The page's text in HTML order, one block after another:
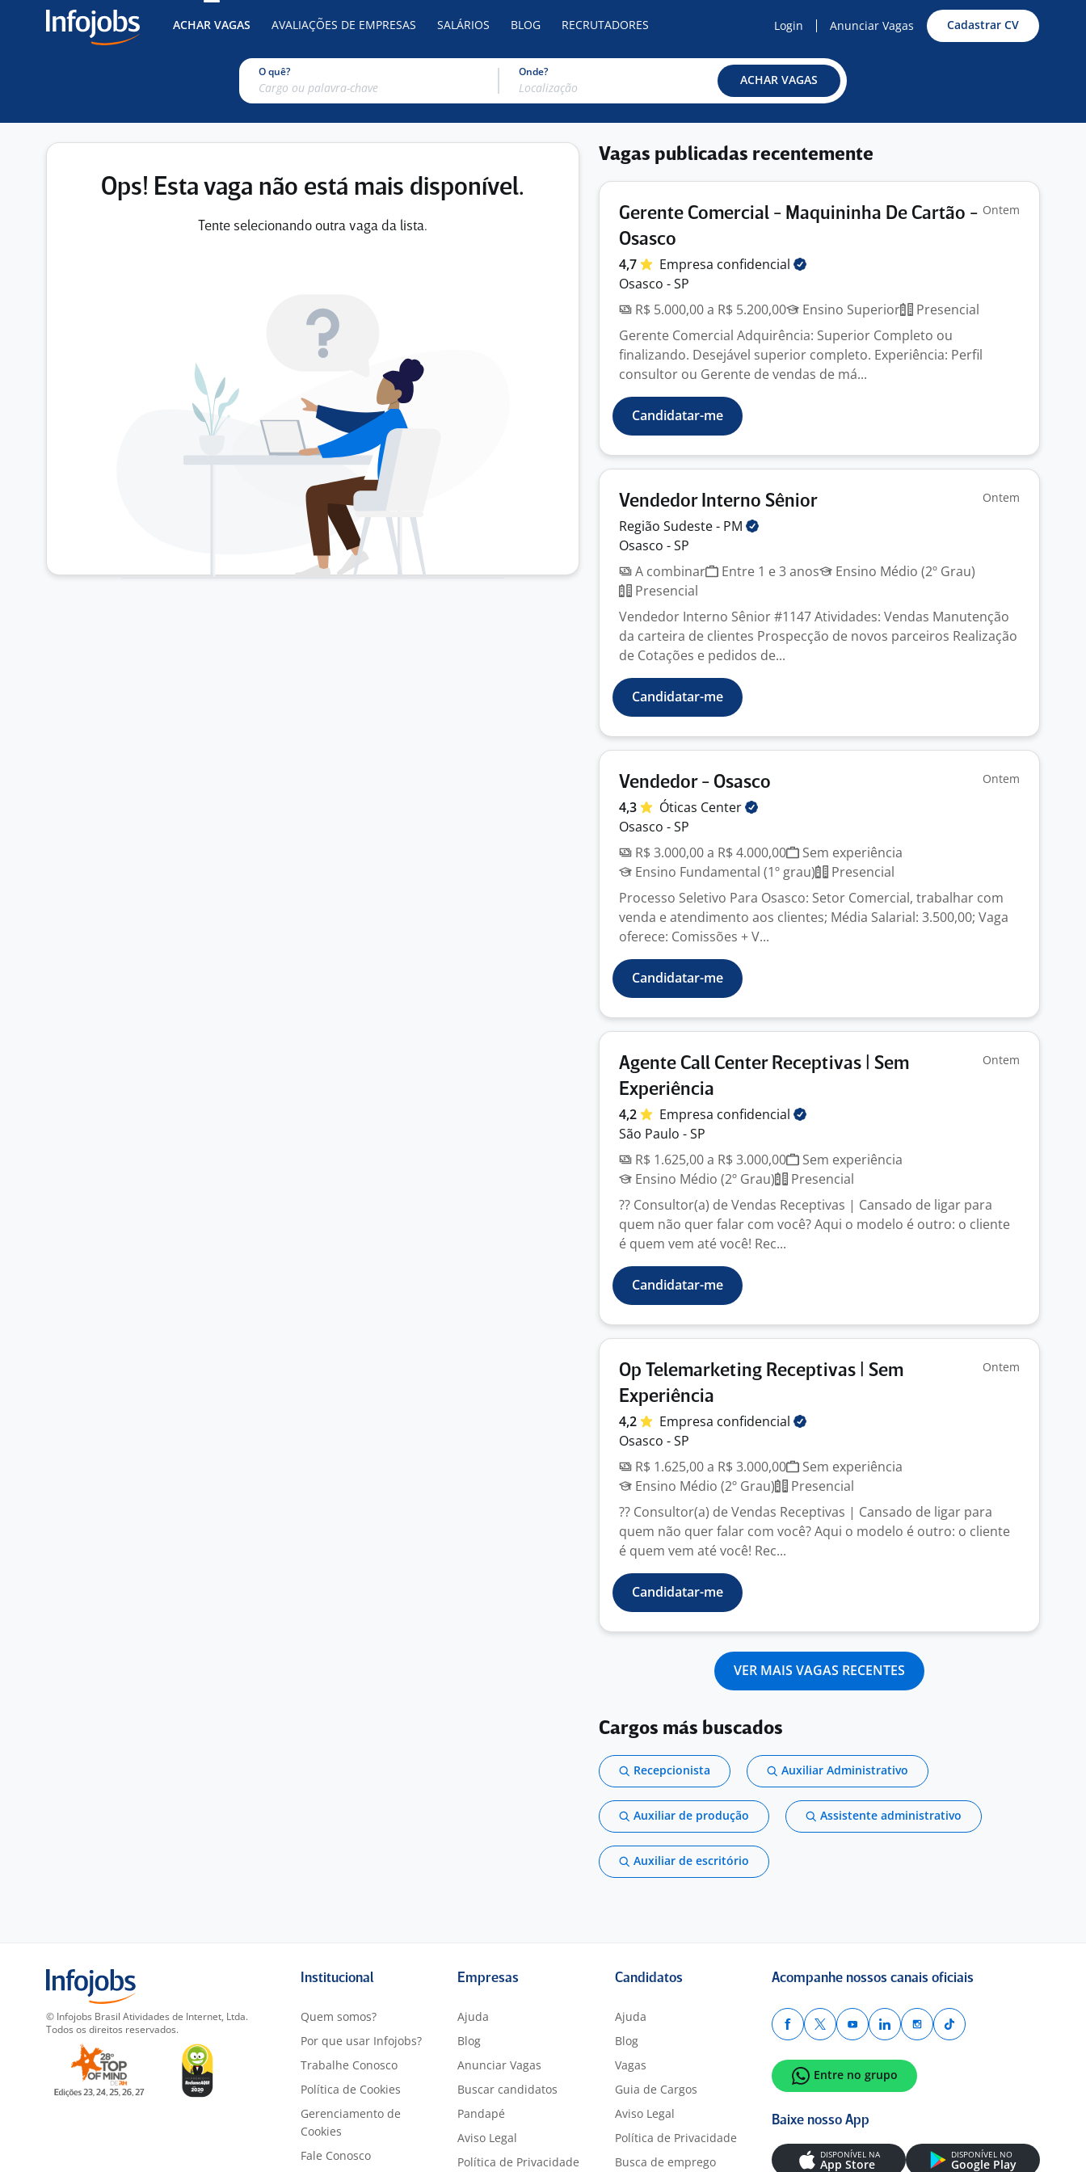
ACHAR VAGAS AVALIAÇÕES DE EMPRESAS SALÁRIOS BLOG RECRUTADORES Login Anunciar Vagas Cadastrar CV
O quê? Onde?
ACHAR VAGAS
Ops! Esta vaga não está mais disponível.
Tente selecionando outra vaga da lista.
Vagas publicadas recentemente
Gerente Comercial - Maquininha De Cartão -
Osasco
Ontem
4,7 Empresa confidencial
Osasco - SP
R$ 5.000,00 a R$ 5.200,00
Ensino Superior
Presencial
Gerente Comercial Adquirência: Superior Completo ou
finalizando. Desejável superior completo. Experiência: Perfil
consultor ou Gerente de vendas de má...
Candidatar-me
Vendedor Interno Sênior Ontem
Região Sudeste - PM
Osasco - SP
A combinar
Entre 1 e 3 anos
Ensino Médio (2º Grau)
Presencial
Vendedor Interno Sênior #1147 Atividades: Vendas Manutenção
da carteira de clientes Prospecção de novos parceiros Realização
de Cotações e pedidos de...
Candidatar-me
Vendedor - Osasco Ontem
4,3 Óticas Center
Osasco - SP
R$ 3.000,00 a R$ 4.000,00
Sem experiência
Ensino Fundamental (1º grau)
Presencial
Processo Seletivo Para Osasco: Setor Comercial, trabalhar com
venda e atendimento aos clientes; Média Salarial: 3.500,00; Vaga
oferece: Comissões + V...
Candidatar-me
Agente Call Center Receptivas | Sem
Experiência
Ontem
4,2 Empresa confidencial
São Paulo - SP
R$ 1.625,00 a R$ 3.000,00
Sem experiência
Ensino Médio (2º Grau)
Presencial
?? Consultor(a) de Vendas Receptivas | Cansado de ligar para
quem não quer falar com você? Aqui o modelo é outro: o cliente
é quem vem até você! Rec...
Candidatar-me
Op Telemarketing Receptivas | Sem
Experiência
Ontem
4,2 Empresa confidencial
Osasco - SP
R$ 1.625,00 a R$ 3.000,00
Sem experiência
Ensino Médio (2º Grau)
Presencial
?? Consultor(a) de Vendas Receptivas | Cansado de ligar para
quem não quer falar com você? Aqui o modelo é outro: o cliente
é quem vem até você! Rec...
Candidatar-me
VER MAIS VAGAS RECENTES
Cargos más buscados
Recepcionista Auxiliar Administrativo
Auxiliar de produção Assistente administrativo
Auxiliar de escritório
© Infojobs Brasil Atividades de Internet, Ltda.
Todos os direitos reservados.
Institucional
Quem somos?
Por que usar Infojobs?
Trabalhe Conosco
Política de Cookies
Gerenciamento de
Cookies
Fale Conosco
Empresas
Ajuda
Blog
Anunciar Vagas
Buscar candidatos
Pandapé
Aviso Legal
Política de Privacidade
Candidatos
Ajuda
Blog
Vagas
Guia de Cargos
Aviso Legal
Política de Privacidade
Busca de emprego
Acompanhe nossos canais oficiais
Entre no grupo
Baixe nosso App
DISPONÍVEL NA
App Store
DISPONÍVEL NO
Google Play